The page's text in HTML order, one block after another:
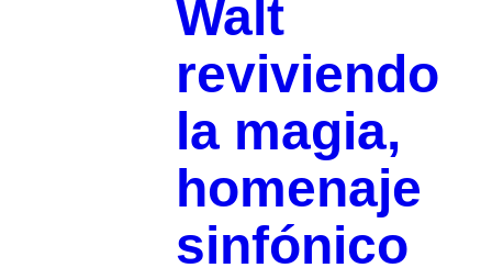
Walt
reviviendo
la magia,
homenaje
sinfónico